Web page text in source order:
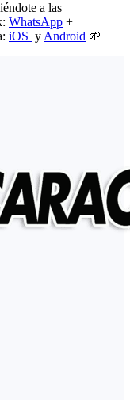
a las
WhatsApp +
iOS y Android 🌱